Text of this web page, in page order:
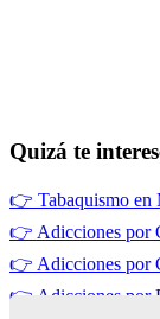
Quizá te
👉 Tabaquismo en
👉 Adicciones por
👉 Adicciones por
👉 Adicciones por